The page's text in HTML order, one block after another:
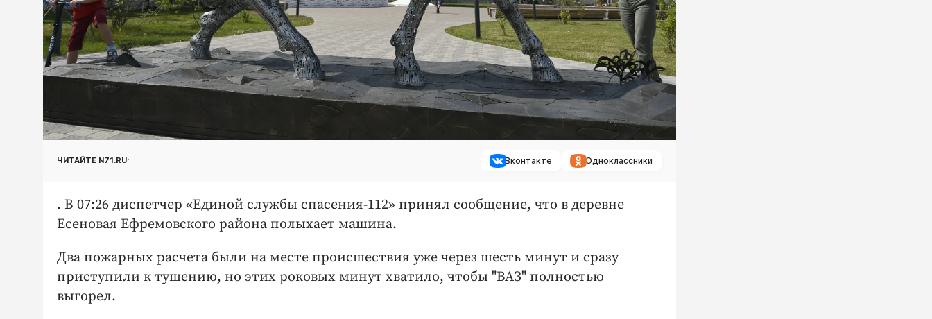
ЧИТАЙТЕ N71.RU: Вконтакте Одноклассники
. В 07:26 диспетчер «Единой службы спасения-112» принял сообщение, что в деревне
Есеновая Ефремовского района полыхает машина.
Два пожарных расчета были на месте происшествия уже через шесть минут и сразу
приступили к тушению, но этих роковых минут хватило, чтобы "ВАЗ" полностью
выгорел.